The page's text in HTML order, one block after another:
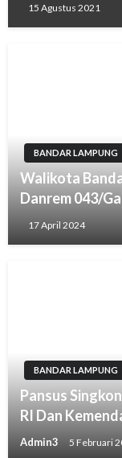
15 Agustus 2021
BANDAR LAMPUNG
Walikota
Danrem 043/
17 April 2024
BANDAR LAMPUNG
Pansus
RI Dan
Admin3 5 Februari